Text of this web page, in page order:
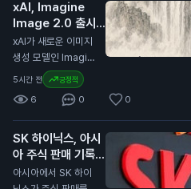
했습니다. 코인베이스
는 이 유통량의 약 3
0%를 보유하고 있습
니다. 이번 계약 연장
은 일반 투자자에게
중요한 의미를 가집니
는 만큼, 향후 USDC
의 안정성과 유통량
증가가 기대됩니다.
번 개정은 글로벌 가
상자산 시장의 변화에
대응하기 위한 것으
로, 특히 유럽 외부의
발행자와 관련된 규제
를 포함합니다. 이는
유럽 내 가상자산 사
높이기 위한 노력으로
해석됩니다. 이번 발
표는 일반 투자자에게
중요합니다. 유럽의
버리스 플랫폼인 워커
스(Workers) 위에서
작동합니다. 킥서프는
현재 베타 버전으로
무료로 제공됩니다.
클라우드플레어는 킥
서프를 단 12주 만에
개발했습니다. 이 브
라우저는 AI 에이전트
가 웹을 더 효율적으
로 탐색하도록 돕습니
다. 기존의 크롬 브라
xAI, Imagine
Image 2.0 출시
발표
N
xAI가 새로운 이미지
생성 모델인 Imagin
e Image 2.0을 출시
했습니다. 이 모델은
Grok 웹사이트와 iO
S 및 Android 앱에서
사용할 수 있습니다.
사용자는 보다 정밀한
이미지 편집과 템플릿
기능을 이용할 수 있
5시간 전 긍정적
6 0 0
SK 하이닉스, 아시
아 주식 판매 기록
경신 주도
N
아시아에서 SK 하이